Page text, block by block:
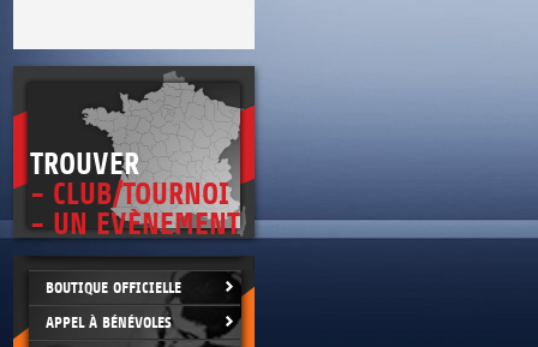
TROUVER
- CLUB/TOURNOI
- UN EVÈNEMENT
BOUTIQUE OFFICIELLE
APPEL À BÉNÉVOLES